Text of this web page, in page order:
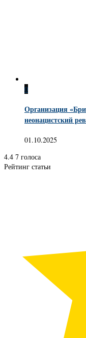
0
Организация
неонацистский
01.10.2025
4.4 7 голоса
Рейтинг статьи